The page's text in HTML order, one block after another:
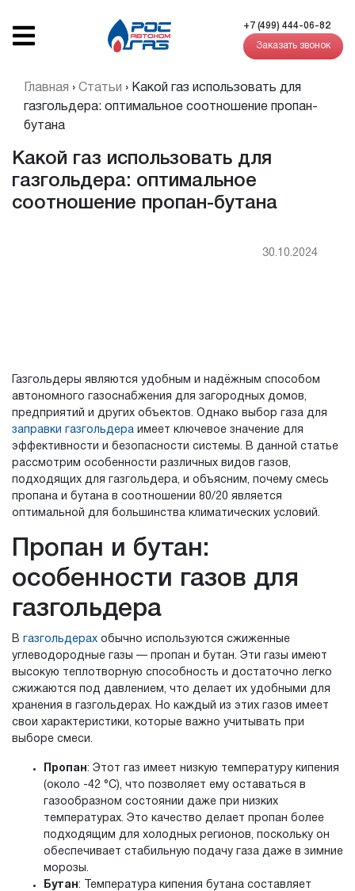
+7 (499) 444-06-82
Заказать звонок
Главная › Статьи › Какой газ использовать для
газгольдера: оптимальное соотношение пропан-
бутана
Какой газ использовать для
газгольдера: оптимальное
соотношение пропан-бутана
30.10.2024
Газгольдеры являются удобным и надёжным способом
автономного газоснабжения для загородных домов,
предприятий и других объектов. Однако выбор газа для
заправки газгольдера имеет ключевое значение для
эффективности и безопасности системы. В данной статье
рассмотрим особенности различных видов газов,
подходящих для газгольдера, и объясним, почему смесь
пропана и бутана в соотношении 80/20 является
оптимальной для большинства климатических условий.
Пропан и бутан:
особенности газов для
газгольдера
В газгольдерах обычно используются сжиженные
углеводородные газы — пропан и бутан. Эти газы имеют
высокую теплотворную способность и достаточно легко
сжижаются под давлением, что делает их удобными для
хранения в газгольдерах. Но каждый из этих газов имеет
свои характеристики, которые важно учитывать при
выборе смеси.
Пропан: Этот газ имеет низкую температуру кипения
(около -42 °C), что позволяет ему оставаться в
газообразном состоянии даже при низких
температурах. Это качество делает пропан более
подходящим для холодных регионов, поскольку он
обеспечивает стабильную подачу газа даже в зимние
морозы.
Бутан: Температура кипения бутана составляет